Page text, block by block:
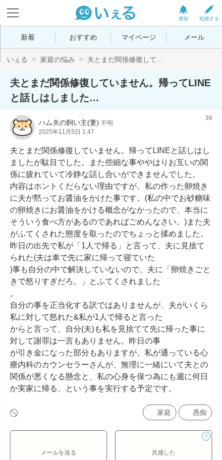
投稿する
通知
新着 おすすめ マイページ メール
いぇる 家庭の悩み 夫とまだ関係修復して...
夫とまだ関係修復していません。帰ってLINE
と話しはしました…
ハム夫の飼い主(妻) 不明
2025年11月5日 1:47
39
夫とまだ関係修復していません。帰ってLINEと話しはし
ましたが駄目でした。また些細な事ややはりお互いの関
係に疲れていて冷静な話し合いができませんでした。
内容はホントくだらない理由ですが、私の作った卵焼き
に夫が黙ってお醤油をかけた事です。(私の中でお砂糖味
の卵焼きにお醤油をかける概念がなかったので、本当に
そういう食べ方があるのであればごめんなさい。)また夫
がふてくされた態度を取ったのでちょっと揉めました。
昨日の出先で私が「1人で帰る」と言って、夫に見捨て
られた(夫は車で先に家に帰って寝ていた
)事も自分の中で解決していないので、夫に「卵焼きごと
きで怒りすぎだろ。」とふてくされました
。
自分の事を正当化する訳ではありませんが、夫がいくら
私に対して怒れた&私が1人で帰ると言った
からと言って、自分(夫)も私を見捨てて先に帰った事に
対して謝罪は一言もありません。昨日の事
が引き金になった部分もありますが、私が通っている心
療内科のカウンセラーさんが、無理に一緒にいて夫との
関係が悪くなる懸念と、私の心身を保つ為にも週に何日
か実家に帰る、という事を実行する予定です。
家庭 愚痴
メールを送る
0
共感した